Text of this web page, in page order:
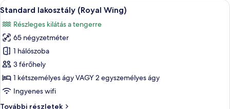
A
következő
szoba
összes
képének
megtekintése:
Standard
lakosztály
(Royal
Egy szállodai szoba, amelyben egy
9
Standard lakosztály (Royal Wing)
Részleges kilátás a tengerre
65 négyzetméter
1 hálószoba
3 férőhely
1 kétszemélyes ágy VAGY 2 egyszemélyes ágy
Ingyenes wifi
További részletek
Standard